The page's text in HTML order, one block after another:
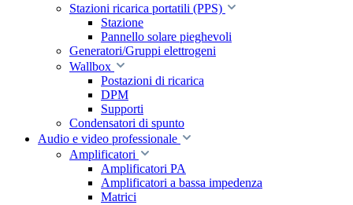
Stazioni ricarica portatili (PPS)
Stazione
Pannello solare pieghevoli
Generatori/Gruppi elettrogeni
Wallbox
Postazioni di ricarica
DPM
Supporti
Condensatori di spunto
Audio e video professionale
Amplificatori
Amplificatori PA
Amplificatori a bassa impedenza
Matrici